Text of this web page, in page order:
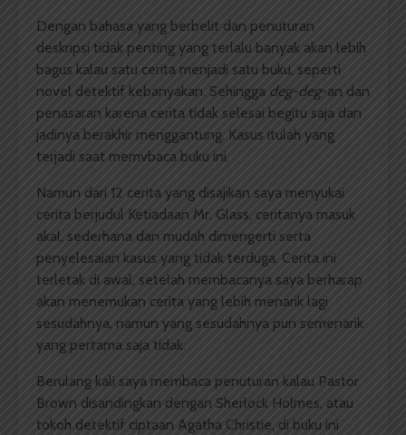
Dengan bahasa yang berbelit dan penuturan
deskripsi tidak penting yang terlalu banyak akan lebih
bagus kalau satu cerita menjadi satu buku, seperti
novel detektif kebanyakan. Sehingga deg-deg-an dan
penasaran karena cerita tidak selesai begitu saja dan
jadinya berakhir menggantung. Kasus itulah yang
terjadi saat memvbaca buku ini.
Namun dari 12 cerita yang disajikan saya menyukai
cerita berjudul Ketiadaan Mr. Glass, ceritanya masuk
akal, sederhana dan mudah dimengerti serta
penyelesaian kasus yang tidak terduga. Cerita ini
terletak di awal, setelah membacanya saya berharap
akan menemukan cerita yang lebih menarik lagi
sesudahnya, namun yang sesudahnya pun semenarik
yang pertama saja tidak.
Berulang kali saya membaca penuturan kalau Pastor
Brown disandingkan dengan Sherlock Holmes, atau
tokoh detektif ciptaan Agatha Christie, di buku ini